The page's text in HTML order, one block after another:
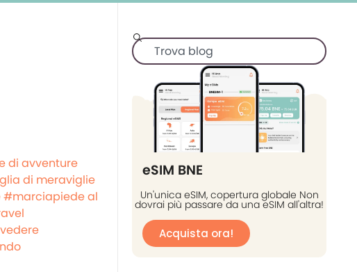
di avventure
di meraviglie
#marciapiede al
eSIM BNE
Un'unica eSIM, copertura globale Non
dovrai più passare da una eSIM all'altra!
Acquista ora!